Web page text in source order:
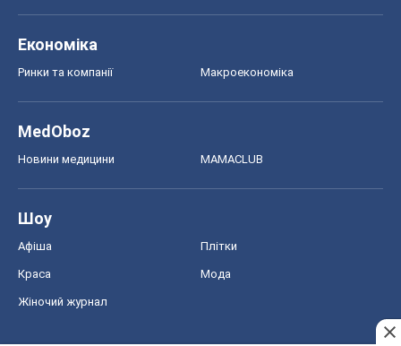
Економіка
Ринки та компанії Макроекономіка
MedOboz
Новини медицини MAMACLUB
Шоу
Афіша Плітки
Краса Мода
Жіночий журнал